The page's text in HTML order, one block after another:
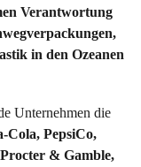
Verantwortung
in den Ozeanen
Unternehmen die
Cola, PepsiCo,
& Gamble,